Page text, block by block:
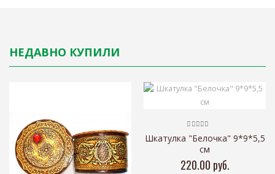
НЕДАВНО КУПИЛИ
Шкатулка "Белочка" 9*9*5,5
см
220.00 руб.